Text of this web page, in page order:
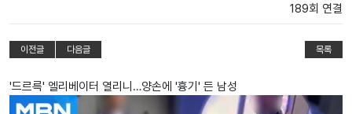
189회 연결
이전글 다음글 목록
'드르륵' 엘리베이터 열리니…양손에 '흉기' 든 남성